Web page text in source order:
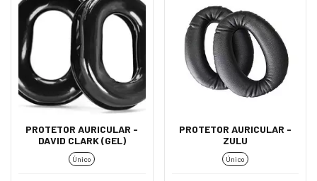
PROTETOR AURICULAR -
DAVID CLARK (GEL)
Único
PROTETOR AURICULAR -
ZULU
Único